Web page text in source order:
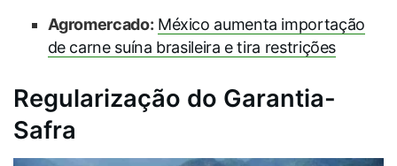
Agromercado: México aumenta importação
de carne suína brasileira e tira restrições
Regularização do Garantia-
Safra